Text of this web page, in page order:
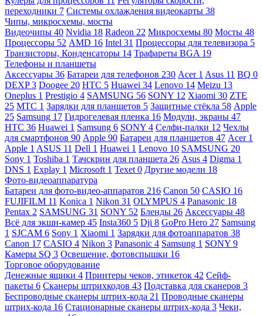
переходники 7 Системы охлаждения видеокарты 38
Чипы, микросхемы, мосты
Видеочипы 40 Nvidia 18 Radeon 22 Микросхемы 80 Мосты 48
Процессоры 52 AMD 16 Intel 31 Процессоры для телевизора 5
Транзисторы, Конденсаторы 14 Трафареты BGA 19
Телефоны и планшеты
Аксессуары 36 Батареи для телефонов 230 Acer 1 Asus 11 BQ 0
DEXP3 Doogee 20 HTC 5 Huawei 34 Lenovo 14 Meizu 13
Oneplus 1 Prestigio 4 SAMSUNG 56 SONY 12 Xiaomi 30 ZTE
25 МТС 1 Зарядки для планшетов 5 Защитные стёкла 58 Apple
25 Samsung 17 Гидрогелевая пленка 16 Модули, экраны 47
HTC 36 Huawei 1 Samsung 6 SONY 4 Селфи-палки 12 Чехлы
для смартфонов 90 Apple 90 Батареи для планшетов 47 Acer 1
Apple 1 ASUS 11 Dell 1 Huawei 1 Lenovo 10 SAMSUNG 20
Sony 1 Toshiba 1 Тачскрин для планшета 26 Asus 4 Digma 1
DNS 1 Explay 1 Microsoft 1 Texet 0 Другие модели 18
Фото-видеоаппаратура
Батареи для фото-видео-аппаратов 216 Canon 50 CASIO 16
FUJIFILM 11 Konica 1 Nikon 31 OLYMPUS 4 Panasonic 18
Pentax 2 SAMSUNG 31 SONY 52 Бленды 26 Аксессуары 48
Всё для экшн-камер 45 Insta360 5 Dji 8 GoPro Hero 27 Samsung
1 SJCAM 6 Sony 1 Xiaomi 1 Зарядки для фотоаппаратов 38
Canon 17 CASIO 4 Nikon 3 Panasonic 4 Samsung 1 SONY 9
Камеры SQ 3 Освещение, фотовспышки 16
Торговое оборудование
Денежные ящики 4 Принтеры чеков, этикеток 42 Сейф-
пакеты 6 Сканеры штрихкодов 43 Подставка для сканеров 3
Беспроводные сканеры штрих-кода 21 Проводные сканеры
штрих-кода 16 Стационарные сканеры штрих-кода 3 Чеки,